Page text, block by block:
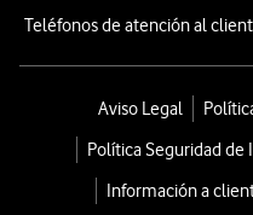
Teléfonos de atención al
Aviso Legal
Política Seguridad de
Información a